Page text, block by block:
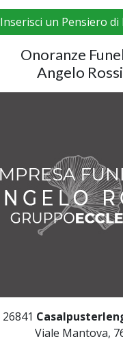
Inserisci un Pensiero di
Onoranze
Angelo Rossi
26841
Viale Mantova,